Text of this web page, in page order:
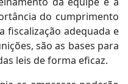
do cumprimento
fiscalização adequada e
são as bases para
leis de forma eficaz.